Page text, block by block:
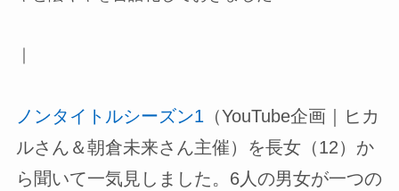
ノンタイトルシーズン1 （YouTube企画｜ヒカ
ルさん＆朝倉未来さん主催）を長女（12）か
ら聞いて一気見しました。6人の男女が一つの